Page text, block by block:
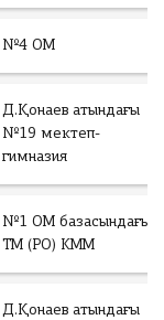
№4 ОМ
Д.Қонаев атындағы
№19 мектеп-
гимназия
№1 ОМ базасындағы
ТМ (РО) КММ
Д.Қонаев атындағы